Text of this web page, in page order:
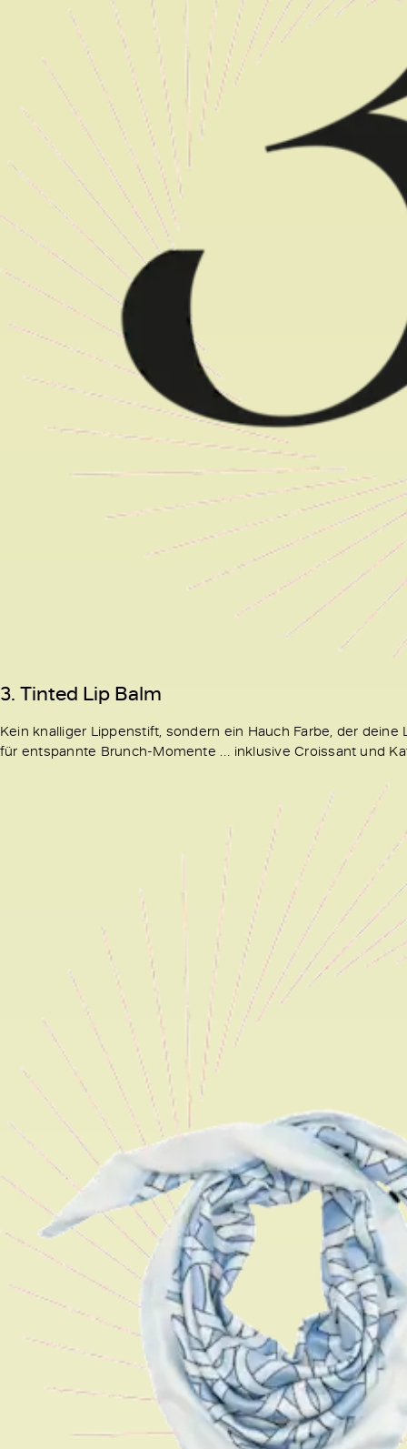
3. Tinted Lip Balm
Kein knalliger Lippenstift, sondern ein Hauch Farbe, der
für entspannte Brunch-Momente … inklusive Croissant und